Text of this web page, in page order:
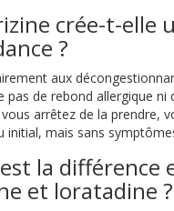
crée-t-elle
?
aux
pas de rebond allergique ni
vous arrêtez de la prendre,
initial, mais sans
la différence
et loratadine ?